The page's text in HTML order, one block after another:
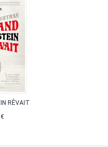
RÊVAIT